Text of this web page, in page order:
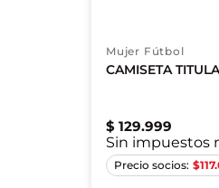
Mujer Fútbol
CAMISETA
$ 129.999
Sin impuestos
$
XS